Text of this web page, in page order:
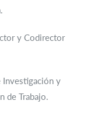
y Codirector
y
de Trabajo.